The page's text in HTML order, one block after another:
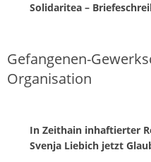
Solidaritea –
Gefangenen-
Organisation
In Zeithain inhaftierter
Svenja Liebich jetzt